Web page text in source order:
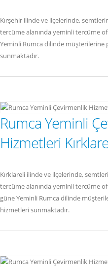
Kırşehir ilinde ve ilçelerinde,
tercüme alanında yeminli tercüme
Yeminli Rumca dilinde
sunmaktadır.
Rumca Yeminli
Hizmetleri
Kırklareli ilinde ve ilçelerinde,
tercüme alanında yeminli tercüme
güne Yeminli Rumca dilinde
hizmetleri sunmaktadır.